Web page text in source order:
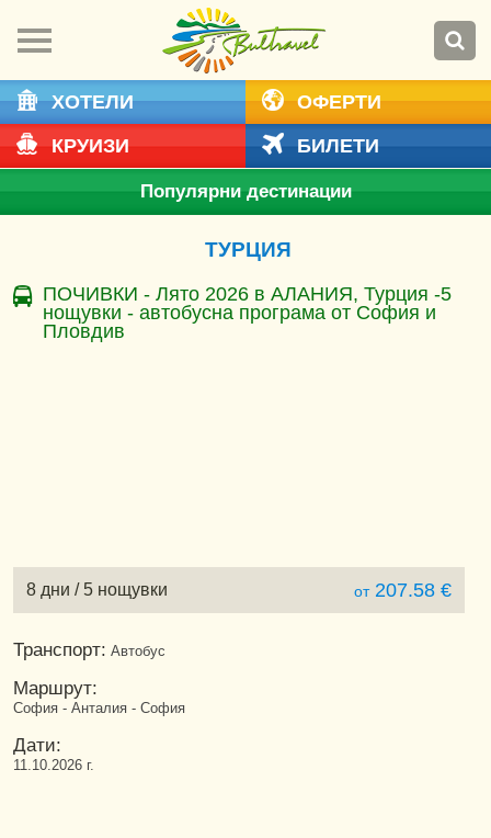
ХОТЕЛИ
ОФЕРТИ
КРУИЗИ
БИЛЕТИ
Популярни дестинации
ТУРЦИЯ
ПОЧИВКИ - Лято 2026 в АЛАНИЯ, Турция -5
нощувки - автобусна програма от София и
Пловдив
8 дни / 5 нощувки от207.58 €
Транспорт: Автобус
Маршрут:
София - Анталия - София
Дати:
11.10.2026 г.